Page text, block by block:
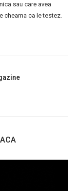
sau care avea
cheama ca le testez.